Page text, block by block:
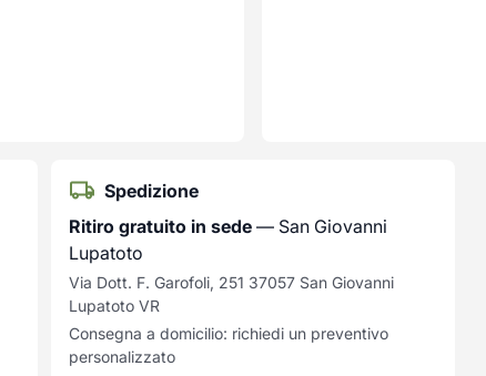
Spedizione
Ritiro gratuito in sede — San Giovanni
Lupatoto
Via Dott. F. Garofoli, 251 37057 San Giovanni
Lupatoto VR
Consegna a domicilio: richiedi un preventivo
personalizzato